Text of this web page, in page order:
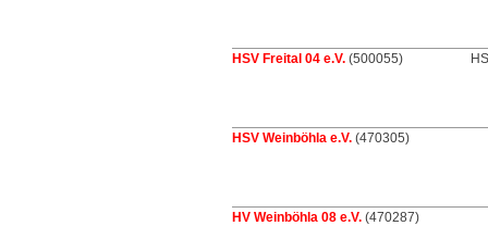
HSV Freital 04 e.V. (500055)
HSV Weinböhla e.V. (470305)
HV Weinböhla 08 e.V. (470287)